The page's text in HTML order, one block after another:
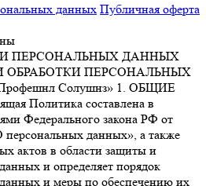
данных Публичная оферта
ПЕРСОНАЛЬНЫХ ДАННЫХ
ПЕРСОНАЛЬНЫХ
Солушнз» 1. ОБЩИЕ
Политика составлена в
Федерального закона РФ от
данных», а также
актов в области защиты и
и определяет порядок
и меры по обеспечению их